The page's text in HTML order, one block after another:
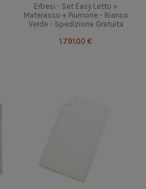
Erbesi - Set Easy Letto +
Materasso + Piumone - Bianco
Verde - Spedizione Gratuita
1.791,00 €